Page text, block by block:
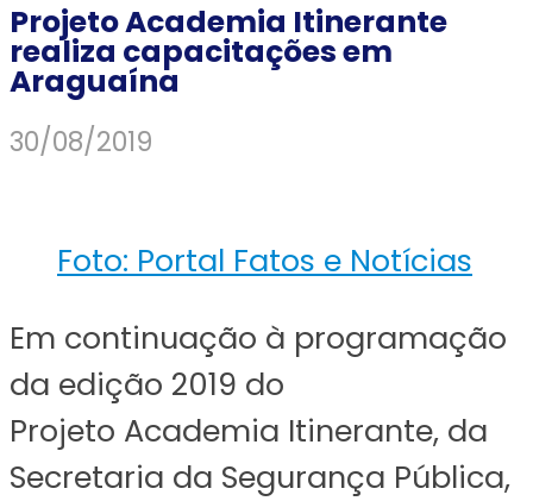
Projeto Academia Itinerante
realiza capacitações em
Araguaína
30/08/2019
Foto: Portal Fatos e Notícias
Em continuação à programação
da edição 2019 do
Projeto Academia Itinerante, da
Secretaria da Segurança Pública,